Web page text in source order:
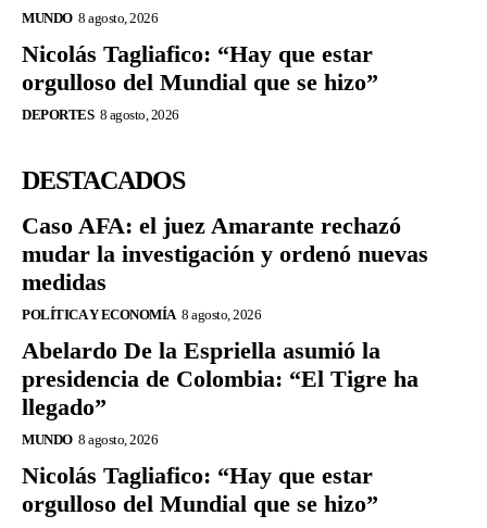
MUNDO 8 agosto, 2026
Nicolás Tagliafico: “Hay que estar
orgulloso del Mundial que se hizo”
DEPORTES 8 agosto, 2026
DESTACADOS
Caso AFA: el juez Amarante rechazó
mudar la investigación y ordenó nuevas
medidas
POLÍTICA Y ECONOMÍA 8 agosto, 2026
Abelardo De la Espriella asumió la
presidencia de Colombia: “El Tigre ha
llegado”
MUNDO 8 agosto, 2026
Nicolás Tagliafico: “Hay que estar
orgulloso del Mundial que se hizo”